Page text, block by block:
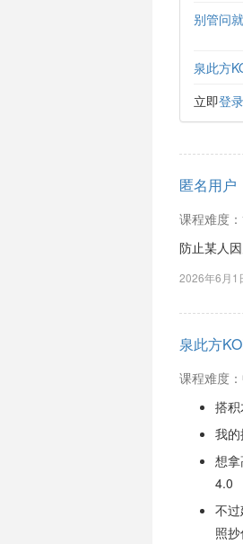
别管问
泉此方
立即登录
匿名用户
课程难度
防止某人
2026年6月1
泉此方
课程难度
搭
我
想
4.0
不
照抄